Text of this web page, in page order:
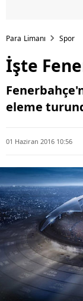
Para Limanı Spor
İşte
eleme
01 Haziran 2016 10:56